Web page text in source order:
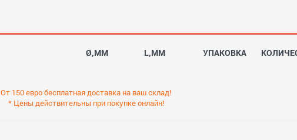
Ø,MM L,MM УПАКОВКА
От 150 евро бесплатная доставка на ваш склад!
* Цены действительны при покупке онлайн!